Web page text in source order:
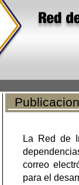
La Red de
correo
para el